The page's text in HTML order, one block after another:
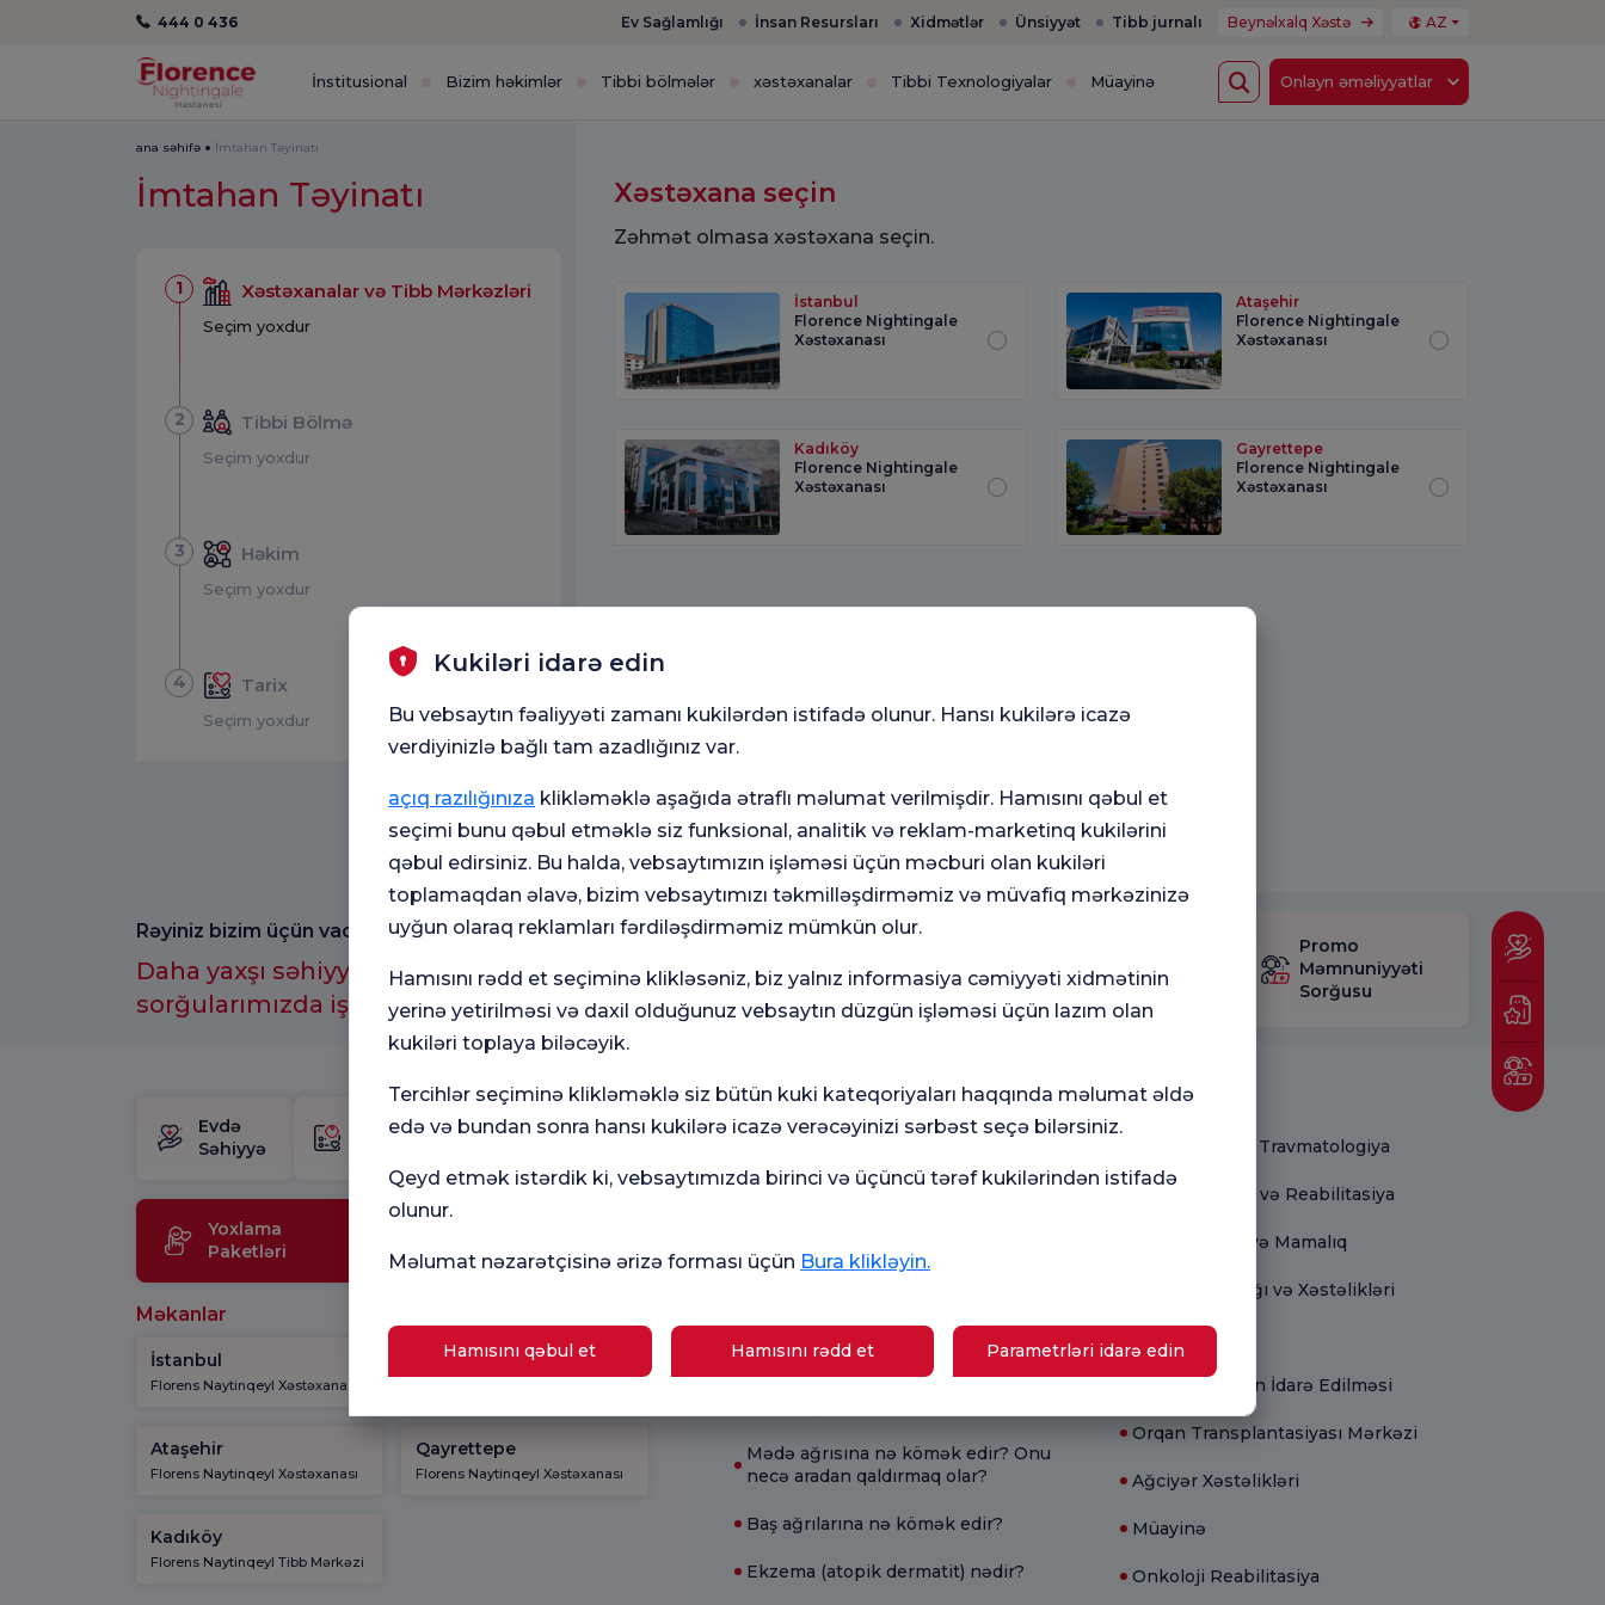
444 0 436 Ev Sağlamlığı İnsan Resursları Xidmətlər Ünsiyyət Tibb jurnalı Beynəlxalq Xəstə AZ
İnstitusional Bizim həkimlər Tibbi bölmələr xəstəxanalar Tibbi Texnologiyalar Müayinə Onlayn əməliyyatlar
ana səhifə İmtahan Təyinatı
İmtahan Təyinatı
1 Xəstəxanalar və Tibb Mərkəzləri
Seçim yoxdur
2 Tibbi Bölmə
Seçim yoxdur
3 Həkim
Seçim yoxdur
4 Tarix
Seçim yoxdur
Xəstəxana seçin
Zəhmət olmasa xəstəxana seçin.
İstanbul
Florence Nightingale
Xəstəxanası
Ataşehir
Florence Nightingale
Xəstəxanası
Kadıköy
Florence Nightingale
Xəstəxanası
Gayrettepe
Florence Nightingale
Xəstəxanası
Evdə
Səhiyyə
Doğum
Hamiləlik
Yoxlama
Paketləri
Texnologiyalar
Məkanlar
İstanbul
Florens Naytinqeyl Xəstəxanası
Kadıköy
Ataşehir
Florens Naytinqeyl Xəstəxanası
Qayrettepe
Florens Naytinqeyl Xəstəxanası
Kadıköy
Florens Naytinqeyl Tibb Mərkəzi
Mövcud Sağlamlıq
Hamiləliyin əlamətləri hansılardır?
hansılardır?
Hamiləlik testi nə vaxt aparılmalıdır?
Mədə ağrısına nə kömək edir? Onu
necə aradan qaldırmaq olar?
Baş ağrılarına nə kömək edir?
Ekzema (atopik dermatit) nədir?
Tibbi bölmələr
Ortopediya və Travmatologiya
Fiziki Terapiya və Reabilitasiya
Ginekologiya və Mamalıq
Uşaq Sağlamlığı və Xəstəlikləri
Yenidoğulmuş
Çiçək Çəkisinin İdarə Edilməsi
Orqan Transplantasiyası Mərkəzi
Ağciyər Xəstəlikləri
Müayinə
Onkoloji Reabilitasiya
Rəyiniz bizim üçün vacibdir.
Daha yaxşı səhiyyə təcrübəsi üçün
sorğularımızda iştirak etməyi unutmayın.
Məmnuniyyət
Sorğusu
Sorğusunu
yoxlayın.
Promo
Məmnuniyyəti
Sorğusu
Kukiləri idarə edin
Bu vebsaytın fəaliyyəti zamanı kukilərdən istifadə olunur. Hansı kukilərə icazə
verdiyinizlə bağlı tam azadlığınız var.
açıq razılığınıza klikləməklə aşağıda ətraflı məlumat verilmişdir. Hamısını qəbul et
seçimi bunu qəbul etməklə siz funksional, analitik və reklam-marketinq kukilərini
qəbul edirsiniz. Bu halda, vebsaytımızın işləməsi üçün məcburi olan kukiləri
toplamaqdan əlavə, bizim vebsaytımızı təkmilləşdirməmiz və müvafiq mərkəzinizə
uyğun olaraq reklamları fərdiləşdirməmiz mümkün olur.
Hamısını rədd et seçiminə klikləsəniz, biz yalnız informasiya cəmiyyəti xidmətinin
yerinə yetirilməsi və daxil olduğunuz vebsaytın düzgün işləməsi üçün lazım olan
kukiləri toplaya biləcəyik.
Tercihlər seçiminə klikləməklə siz bütün kuki kateqoriyaları haqqında məlumat əldə
edə və bundan sonra hansı kukilərə icazə verəcəyinizi sərbəst seçə bilərsiniz.
Qeyd etmək istərdik ki, vebsaytımızda birinci və üçüncü tərəf kukilərindən istifadə
olunur.
Məlumat nəzarətçisinə ərizə forması üçün Bura klikləyin.
Hamısını qəbul et Hamısını rədd et Parametrləri idarə edin